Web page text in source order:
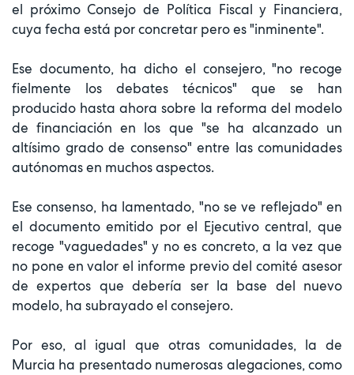
el próximo Consejo de Política Fiscal y Financiera,
cuya fecha está por concretar pero es "inminente".
Ese documento, ha dicho el consejero, "no recoge
fielmente los debates técnicos" que se han
producido hasta ahora sobre la reforma del modelo
de financiación en los que "se ha alcanzado un
altísimo grado de consenso" entre las comunidades
autónomas en muchos aspectos.
Ese consenso, ha lamentado, "no se ve reflejado" en
el documento emitido por el Ejecutivo central, que
recoge "vaguedades" y no es concreto, a la vez que
no pone en valor el informe previo del comité asesor
de expertos que debería ser la base del nuevo
modelo, ha subrayado el consejero.
Por eso, al igual que otras comunidades, la de
Murcia ha presentado numerosas alegaciones, como